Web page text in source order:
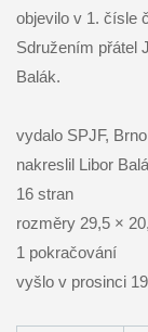
objevilo v 1. čísle
Sdružením přátel
Balák.
vydalo SPJF, Brno
nakreslil Libor
16 stran
rozměry 29,5 ×
1 pokračování
vyšlo v prosinci